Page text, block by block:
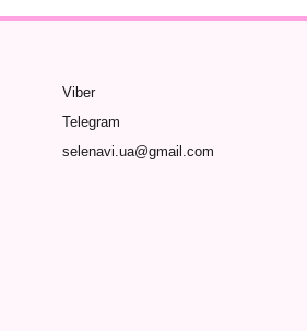
Viber
Telegram
selenavi.ua@gmail.com